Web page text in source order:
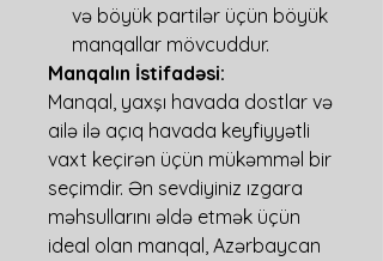
və böyük partilər üçün böyük
manqallar mövcuddur.
Manqalın İstifadəsi:
Manqal, yaxşı havada dostlar və
ailə ilə açıq havada keyfiyyətli
vaxt keçirən üçün mükəmməl bir
seçimdir. Ən sevdiyiniz ızgara
məhsullarını əldə etmək üçün
ideal olan manqal, Azərbaycan